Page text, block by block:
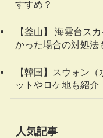
すすめ？
【釜山】 海雲台ス
かった場合の対処法
【韓国】スウォン
ットやロケ地も紹介
人気記事